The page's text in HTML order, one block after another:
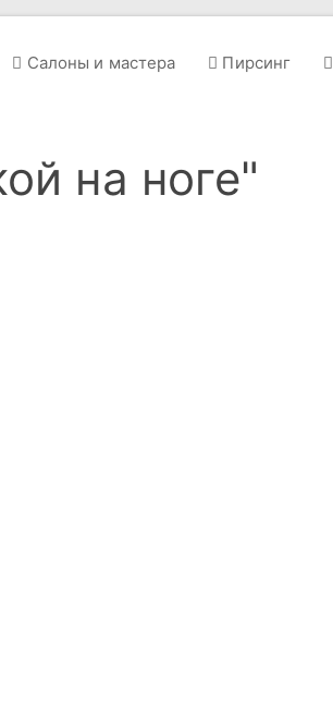
Салоны и мастера Пирсинг
на ноге"